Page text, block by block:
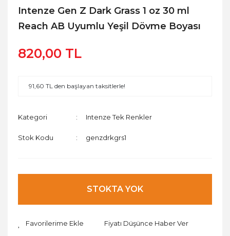
Intenze Gen Z Dark Grass 1 oz 30 ml
Reach AB Uyumlu Yeşil Dövme Boyası
820,00 TL
91,60 TL den başlayan taksitlerle!
Kategori Intenze Tek Renkler
Stok Kodu genzdrkgrs1
STOKTA YOK
Fiyatı Düşünce Haber Ver